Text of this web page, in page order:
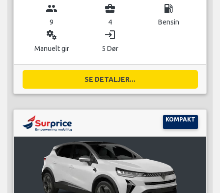
group
9
business_center
4
local_gas_station
Bensin
miscellaneous_services
Manuelt gir
login
5 Dør
SE DETALJER...
KOMPAKT